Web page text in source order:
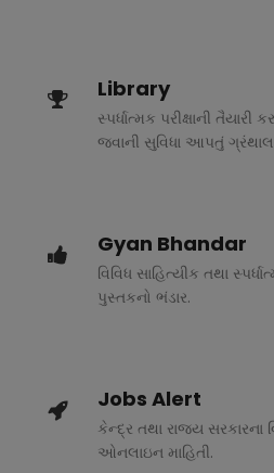
Library
સ્પર્ધાત્મક પરીક્ષાની તૈયારી
જવાની સુવિધા આપતું
Gyan Bhandar
વિવિધ સાહિત્યીક તથા
પુસ્તકનો ભંડાર.
Jobs Alert
કેન્દ્ર તથા રાજ્ય સરકારના
ઓનલાઇન માહિતી.